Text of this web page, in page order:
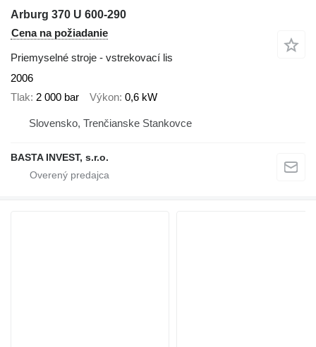
Arburg 370 U 600-290
Cena na požiadanie
Priemyselné stroje - vstrekovací lis
2006
Tlak 2 000 bar Výkon 0,6 kW
Slovensko, Trenčianske Stankovce
BASTA INVEST, s.r.o.